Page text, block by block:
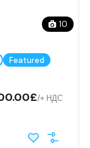
10
Featured
/+ НДС